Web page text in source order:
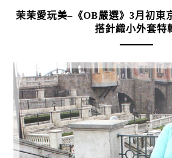
茉茉愛玩美–《OB嚴選》3月初東
搭針織小外套特